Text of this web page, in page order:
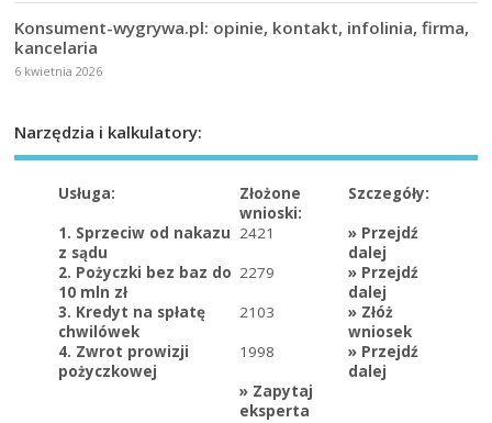
Konsument-wygrywa.pl: opinie, kontakt, infolinia, firma,
kancelaria
6 kwietnia 2026
Narzędzia i kalkulatory:
Usługa:
Złożone
wnioski:
Szczegóły:
1. Sprzeciw od nakazu
z sądu
2421 » Przejdź
dalej
2. Pożyczki bez baz do
10 mln zł
2279 » Przejdź
dalej
3. Kredyt na spłatę
chwilówek
2103 » Złóż
wniosek
4. Zwrot prowizji
pożyczkowej
1998 » Przejdź
dalej
» Zapytaj
eksperta